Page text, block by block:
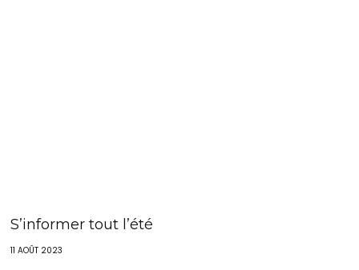
S’informer tout l’été
11 AOÛT 2023